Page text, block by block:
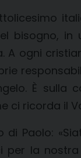
bisogno,
A ogni
È
ci ricorda il
di Paolo:
la